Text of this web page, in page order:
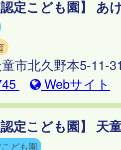
認定こども園】 あ
市北久野本5-11-
Webサイト
認定こども園】 天
ども園